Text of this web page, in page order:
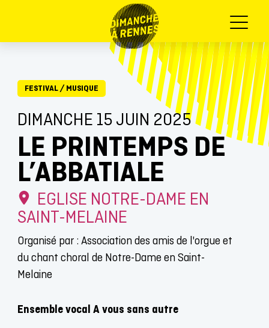
Menu
FESTIVAL/ MUSIQUE
DIMANCHE 15 JUIN 2025
LE PRINTEMPS DE
L’ABBATIALE
EGLISE NOTRE-DAME EN
SAINT-MELAINE
Organisé par : Association des amis de l'orgue et
du chant choral de Notre-Dame en Saint-
Melaine
Ensemble vocal A vous sans autre